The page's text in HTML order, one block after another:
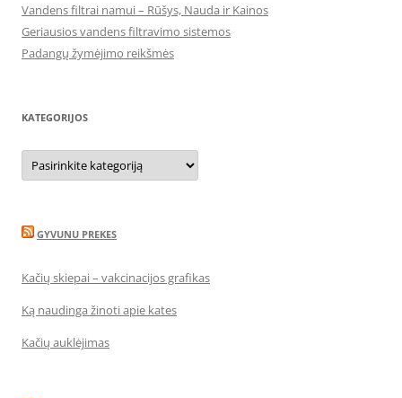
Vandens filtrai namui – Rūšys, Nauda ir Kainos
Geriausios vandens filtravimo sistemos
Padangų žymėjimo reikšmės
KATEGORIJOS
Kategorijos
GYVUNU PREKES
Kačių skiepai – vakcinacijos grafikas
Ką naudinga žinoti apie kates
Kačių auklėjimas